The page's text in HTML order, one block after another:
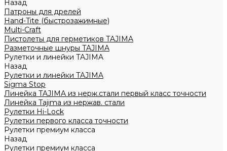
Назад
Патроны для дрелей
Hand-Tite (быстрозажимные)
Multi-Craft
Пистолеты для герметиков TAJIMA
Разметочные шнуры TAJIMA
Рулетки и линейки TAJIMA
Назад
Рулетки и линейки TAJIMA
Sigma Stop
Линейка TAJIMA из нерж.стали первый класс точности
Линейка Tajima из нержав. стали
Рулетки Hi-Lock
Рулетки первого класса точности
Рулетки премиум класса
Назад
Рулетки премиум класса